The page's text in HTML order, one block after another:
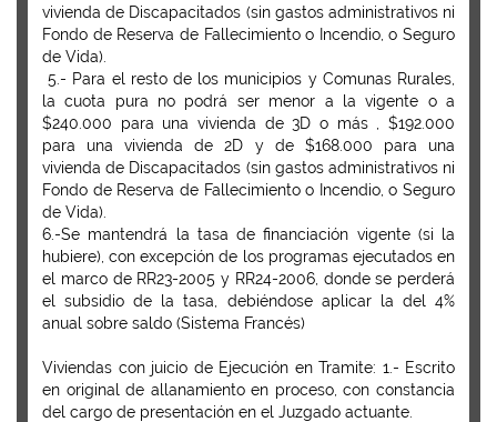
vivienda de Discapacitados (sin gastos administrativos ni
Fondo de Reserva de Fallecimiento o Incendio, o Seguro
de Vida).
5.- Para el resto de los municipios y Comunas Rurales,
la cuota pura no podrá ser menor a la vigente o a
$240.000 para una vivienda de 3D o más , $192.000
para una vivienda de 2D y de $168.000 para una
vivienda de Discapacitados (sin gastos administrativos ni
Fondo de Reserva de Fallecimiento o Incendio, o Seguro
de Vida).
6.-Se mantendrá la tasa de financiación vigente (si la
hubiere), con excepción de los programas ejecutados en
el marco de RR23-2005 y RR24-2006, donde se perderá
el subsidio de la tasa, debiéndose aplicar la del 4%
anual sobre saldo (Sistema Francés)
Viviendas con juicio de Ejecución en Tramite: 1.- Escrito
en original de allanamiento en proceso, con constancia
del cargo de presentación en el Juzgado actuante.